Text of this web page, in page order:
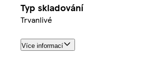
Typ skladování
Trvanlivé
Více informací